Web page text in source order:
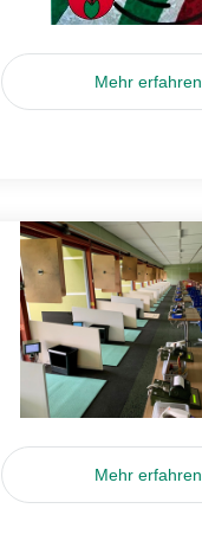
Mehr erfahren
Mehr erfahren